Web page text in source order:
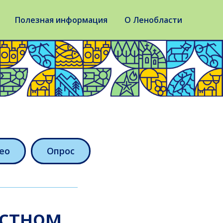
Полезная информация О Ленобласти
Опрос